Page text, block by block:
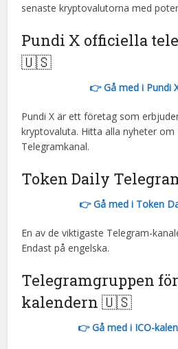
senaste kryptovalutorna med
Pundi X officiella
🇺🇸
👉 Gå med i Pundi
Pundi X är ett företag som
kryptovaluta. Hitta alla nyheter
Telegramkanal.
Token Daily
👉 Gå med i Token
En av de viktigaste Telegram-
Endast på engelska.
Telegramgruppen för
kalendern 🇺🇸
👉 Gå med i ICO-